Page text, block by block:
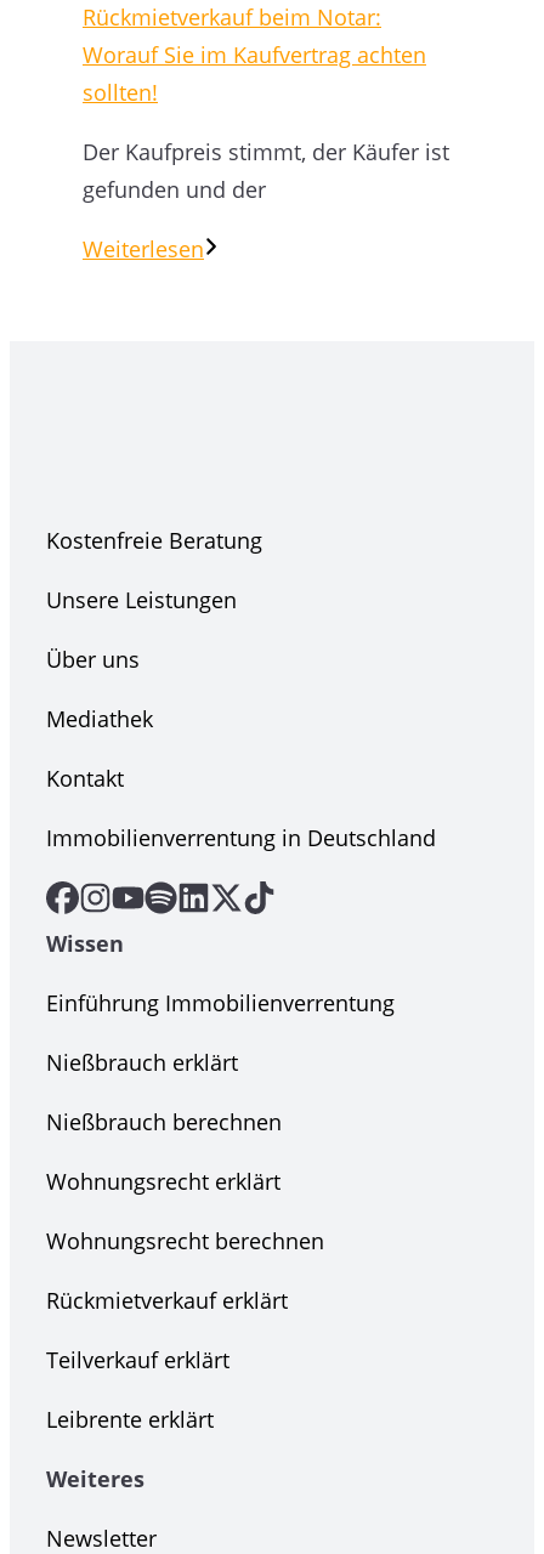
Rückmietverkauf beim Notar:
Worauf Sie im Kaufvertrag achten
sollten!
Der Kaufpreis stimmt, der Käufer ist
gefunden und der
Weiterlesen
Kostenfreie Beratung
Unsere Leistungen
Über uns
Mediathek
Kontakt
Immobilienverrentung in Deutschland
Wissen
Einführung Immobilienverrentung
Nießbrauch erklärt
Nießbrauch berechnen
Wohnungsrecht erklärt
Wohnungsrecht berechnen
Rückmietverkauf erklärt
Teilverkauf erklärt
Leibrente erklärt
Weiteres
Newsletter